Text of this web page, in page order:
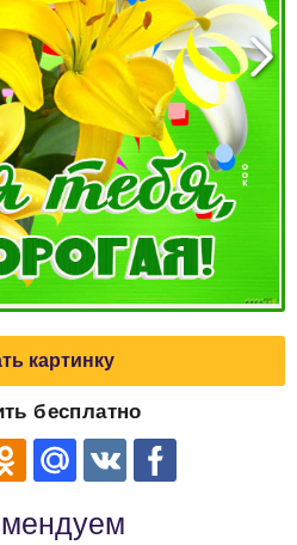
картинку
бесплатно